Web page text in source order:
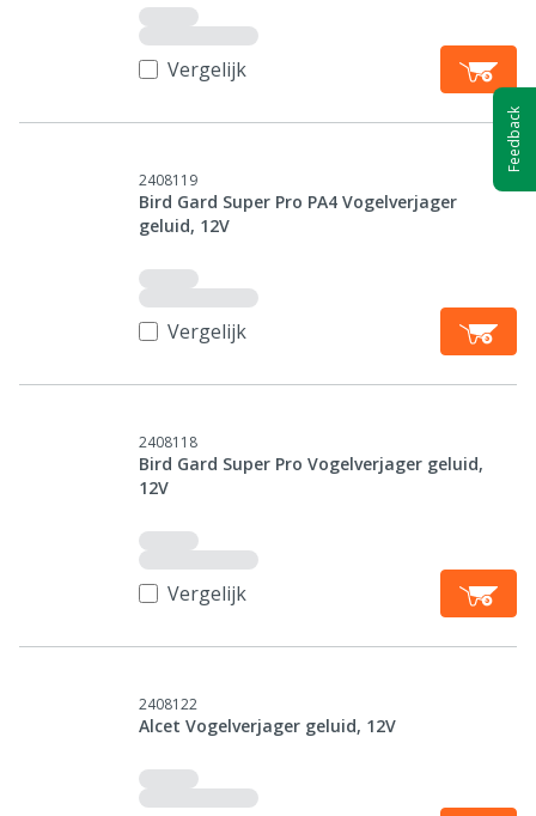
Vergelijk
2408119
Bird Gard Super Pro PA4 Vogelverjager
geluid, 12V
Vergelijk
2408118
Bird Gard Super Pro Vogelverjager geluid,
12V
Vergelijk
2408122
Alcet Vogelverjager geluid, 12V
Feedback